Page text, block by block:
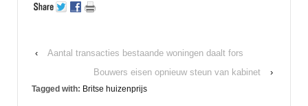
‹
Aantal transacties bestaande woningen daalt fors
Bouwers eisen opnieuw steun van kabinet
›
Tagged with: Britse huizenprijs